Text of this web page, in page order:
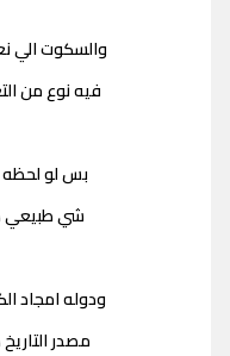
والسكوت الي
فيه نوع من
بس لو لحظه
شي طبيعي
ودوله امجاد
مصدر